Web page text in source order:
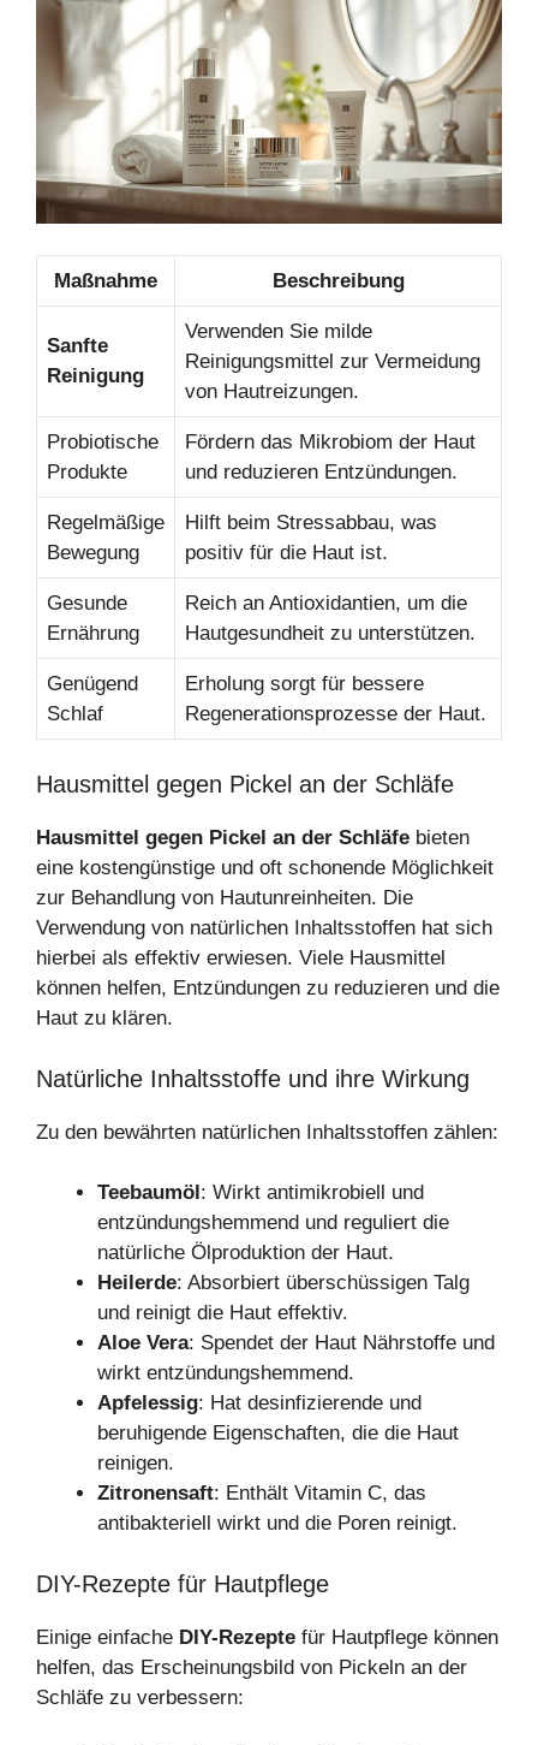
Maßnahme Beschreibung
Sanfte
Reinigung
Verwenden Sie milde
Reinigungsmittel zur Vermeidung
von Hautreizungen.
Probiotische
Produkte
Fördern das Mikrobiom der Haut
und reduzieren Entzündungen.
Regelmäßige
Bewegung
Hilft beim Stressabbau, was
positiv für die Haut ist.
Gesunde
Ernährung
Reich an Antioxidantien, um die
Hautgesundheit zu unterstützen.
Genügend
Schlaf
Erholung sorgt für bessere
Regenerationsprozesse der Haut.
Hausmittel gegen Pickel an der Schläfe
Hausmittel gegen Pickel an der Schläfe bieten
eine kostengünstige und oft schonende Möglichkeit
zur Behandlung von Hautunreinheiten. Die
Verwendung von natürlichen Inhaltsstoffen hat sich
hierbei als effektiv erwiesen. Viele Hausmittel
können helfen, Entzündungen zu reduzieren und die
Haut zu klären.
Natürliche Inhaltsstoffe und ihre Wirkung
Zu den bewährten natürlichen Inhaltsstoffen zählen:
Teebaumöl : Wirkt antimikrobiell und
entzündungshemmend und reguliert die
natürliche Ölproduktion der Haut.
Heilerde: Absorbiert überschüssigen Talg
und reinigt die Haut effektiv.
Aloe Vera: Spendet der Haut Nährstoffe und
wirkt entzündungshemmend.
Apfelessig: Hat desinfizierende und
beruhigende Eigenschaften, die die Haut
reinigen.
Zitronensaft: Enthält Vitamin C, das
antibakteriell wirkt und die Poren reinigt.
DIY-Rezepte für Hautpflege
Einige einfache DIY-Rezepte für Hautpflege können
helfen, das Erscheinungsbild von Pickeln an der
Schläfe zu verbessern: